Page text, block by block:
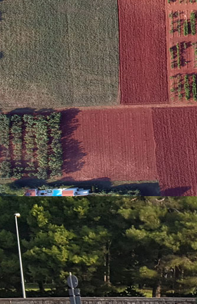
danas laboratorija za tlo, biljku i vodu te njegovo
ožujku 2003. na temelju rješenja u okviru Zavoda
Dean Ban, kojeg je na mjestu voditelja naslijedio
analize tla u svrhu praćenja plodnosti
prava na poticaj u integriranim i ekološkim
KCl)
(za kisela tla pH u KCl < 5,5)
(za alkalna tla)